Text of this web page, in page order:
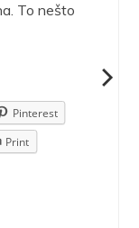
To nešto
Pinterest
Print